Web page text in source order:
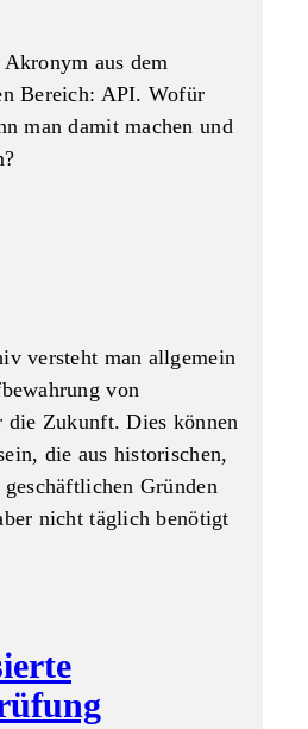
aus dem
Bereich: API. Wofür
man damit machen und
versteht man allgemein
von
Zukunft. Dies können
die aus historischen,
Gründen
nicht täglich benötigt